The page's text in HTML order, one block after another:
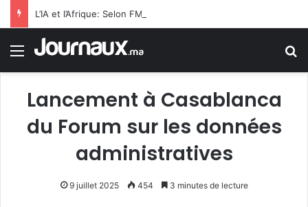
Menu
Lancement à Casablanca
du Forum sur les données
administratives
9 juillet 2025 454 3 minutes de lecture